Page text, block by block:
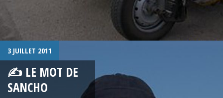
3 JUILLET 2011
✍ LE MOT DE
SANCHO